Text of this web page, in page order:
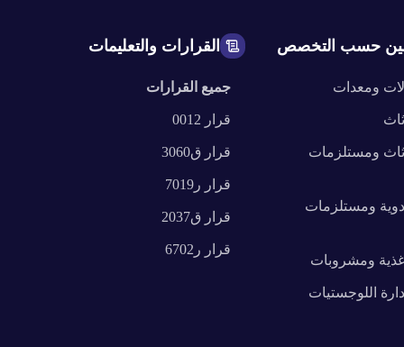
حسب التخصص
ومعدات
ومستلزمات
ومستلزمات
ومشروبات
اللوجستيات
القرارات والتعليمات
جميع القرارات
قرار 0012
قرار ق3060
قرار ر7019
قرار ق2037
قرار ر6702